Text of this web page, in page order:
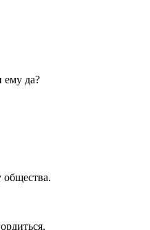
ему да?
общества.